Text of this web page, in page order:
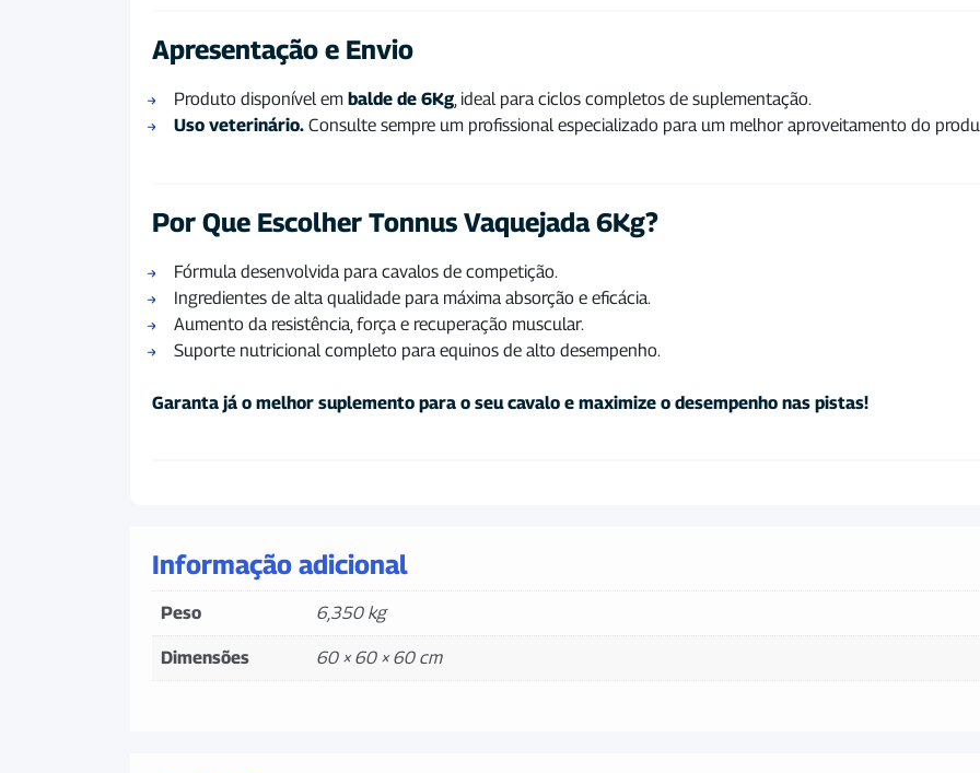
Apresentação e Envio
Produto disponível em balde de 6Kg , ideal para ciclos completos de suplementação.
Uso veterinário. Consulte sempre um profissional especializado para um melhor aproveitamento do
Por Que Escolher Tonnus Vaquejada 6Kg?
Fórmula desenvolvida para cavalos de competição.
Ingredientes de alta qualidade para máxima absorção e eficácia.
Aumento da resistência, força e recuperação muscular.
Suporte nutricional completo para equinos de alto desempenho.
Garanta já o melhor suplemento para o seu cavalo e maximize o desempenho nas pistas!
Informação adicional
Peso 6,350 kg
Dimensões 60 × 60 × 60 cm